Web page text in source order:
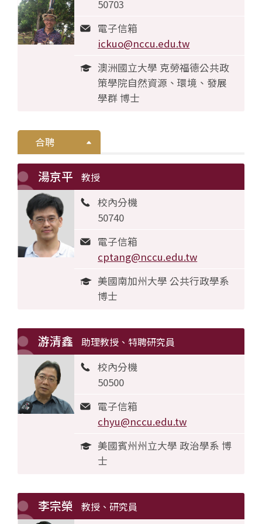
50703
電子信箱
ickuo@nccu.edu.tw
澳洲國立大學 克勞福德公共政
策學院自然資源、環境、發展
學群 博士
合聘
湯京平 教授
校內分機
50740
電子信箱
cptang@nccu.edu.tw
美國南加州大學 公共行政學系
博士
游清鑫 助理教授、特聘研究員
校內分機
50500
電子信箱
chyu@nccu.edu.tw
美國賓州州立大學 政治學系 博
士
李宗榮 教授、研究員